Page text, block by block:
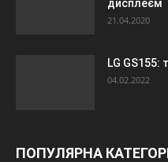
дисплеєм
21.04.2020
LG GS155:
04.02.2022
ПОПУЛЯРНА